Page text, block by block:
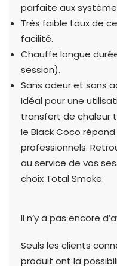
parfaite aux
Très faible taux de
facilité.
Chauffe longue
session).
Sans odeur et sans
Idéal pour une
transfert de chaleur
le Black Coco
professionnels.
au service de vos
choix Total Smoke.
Il n’y a pas encore
Seuls les clients
produit ont la